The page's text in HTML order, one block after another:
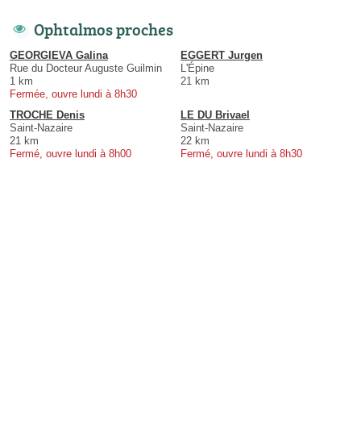
Ophtalmos proches
GEORGIEVA Galina
Rue du Docteur Auguste Guilmin
1 km
Fermée, ouvre lundi à 8h30
EGGERT Jurgen
L'Épine
21 km
TROCHE Denis
Saint-Nazaire
21 km
Fermé, ouvre lundi à 8h00
LE DU Brivael
Saint-Nazaire
22 km
Fermé, ouvre lundi à 8h30